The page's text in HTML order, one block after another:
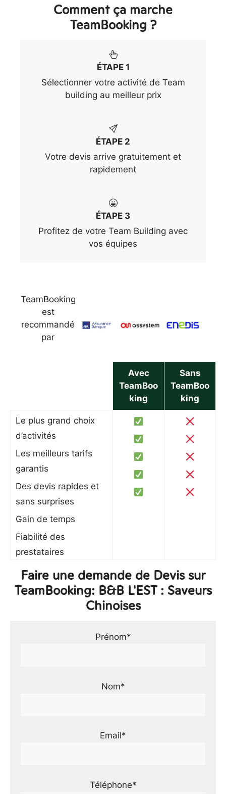
Comment ça marche
TeamBooking ?
ÉTAPE 1
Sélectionner votre activité de Team
building au meilleur prix
ÉTAPE 2
Votre devis arrive gratuitement et
rapidement
ÉTAPE 3
Profitez de votre Team Building avec
vos équipes
TeamBooking
est
recommandé
par
Avec
TeamBoo
king
Sans
TeamBoo
king
Le plus grand choix
d’activités
Les meilleurs tarifs
garantis
Des devis rapides et
sans surprises
Gain de temps
Fiabilité des
prestataires
Faire une demande de Devis sur
TeamBooking: B&B L'EST : Saveurs
Chinoises
Prénom*
Nom*
Email*
Téléphone*